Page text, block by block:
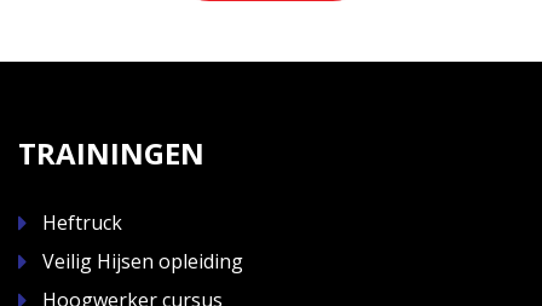
TRAININGEN
Heftruck
Veilig Hijsen opleiding
Hoogwerker cursus